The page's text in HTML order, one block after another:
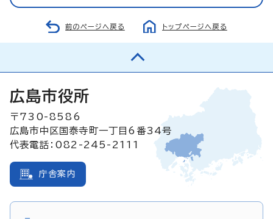
前のページへ戻る トップページへ戻る
広島市役所
〒730-8586
広島市中区国泰寺町一丁目6番34号
代表電話：082-245-2111
庁舎案内